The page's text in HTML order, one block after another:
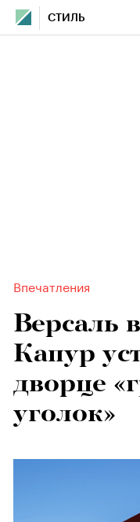
СТИЛЬ
Впечатления
Версаль
Капур
дворце
уголок»